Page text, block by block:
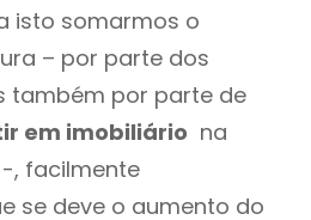
isto somarmos o
– por parte dos
também por parte de
em imobiliário na
, facilmente
se deve o aumento do